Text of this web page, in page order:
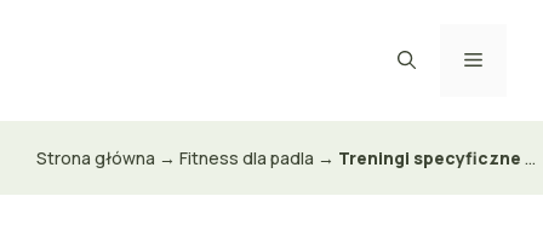
Menu
Strona główna → Fitness dla padla → Treningi specyficzne dla padla